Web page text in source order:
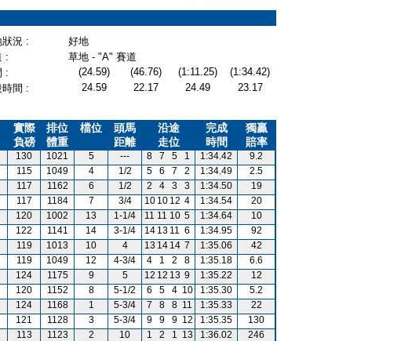
狀況 :
好地
:
草地 - "A" 賽道
: (24.59) (46.76) (1:11.25)
(1:34.42)
時間 :
24.59 22.17 24.49
23.17
實際
負磅
排位
體重
檔位
頭馬
距離
沿途
走位
完成
時間
獨贏
賠率
130 1021 5 --- 8 7 5 1 1:34.42
9.2
115 1049 4 1/2 5 6 7 2 1:34.49
2.5
117 1162 6 1/2 2 4 3 3 1:34.50
19
117 1184 7 3/4 10 10 12 4 1:34.54
20
120 1002 13 1-1/4 11 11 10 5 1:34.64
10
122 1141 14 3-1/4 14 13 11 6 1:34.95
92
119 1013 10 4 13 14 14 7 1:35.06
42
119 1049 12 4-3/4 4 1 2 8 1:35.18
6.6
124 1175 9 5 12 12 13 9 1:35.22
12
120 1152 8 5-1/2 6 5 4 10 1:35.30
5.2
124 1168 1 5-3/4 7 8 8 11 1:35.33
22
121 1128 3 5-3/4 9 9 9 12 1:35.35
130
113 1123 2 10 1 2 1 13 1:36.02
246